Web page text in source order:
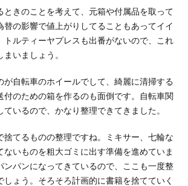
ときのことを考えて、元箱や付属品を取って
替の影響で値上がりしてることもあってイイ
トルティーヤプレスも出番がないので、これ
いましょう。
が自転車のホイールでして、綺麗に清掃する
付のための箱を作るのも面倒です。自転車関
いるので、かなり整理できてきました。
捨てるものの整理ですね。ミキサー、七輪な
ないものを粗大ゴミに出す準備を進めていま
ンパンになってきているので、ここも一度整
しょう。そろそろ計画的に書籍を捨てていく